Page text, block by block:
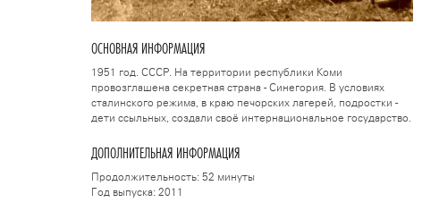
ОСНОВНАЯ ИНФОРМАЦИЯ
1951 год. СССР. На территории республики Коми
провозглашена секретная страна - Синегория. В условиях
сталинского режима, в краю печорских лагерей, подростки -
дети ссыльных, создали своё интернациональное государство.
ДОПОЛНИТЕЛЬНАЯ ИНФОРМАЦИЯ
Продолжительность: 52 минуты
Год выпуска: 2011